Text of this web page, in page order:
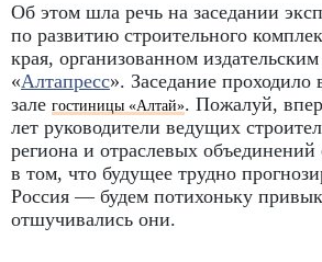
Об этом шла речь на заседании
по развитию строительного
края, организованном
«Алтапресс». Заседание проходило
зале гостиницы «Алтай». Пожалуй,
лет руководители ведущих
региона и отраслевых
в том, что будущее трудно
Россия — будем потихоньку
отшучивались они.